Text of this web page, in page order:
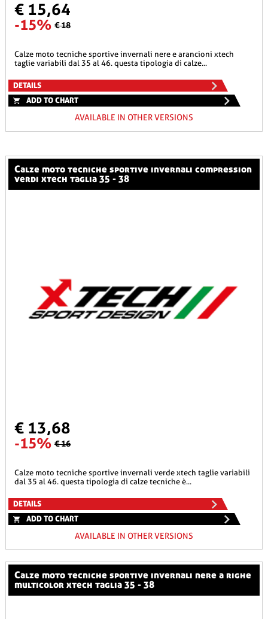
€ 15,64
-15% € 18
calze moto tecniche sportive invernali nere e arancioni xtech
taglie variabili dal 35 al 46. questa tipologia di calze...
DETAILS
ADD TO CHART
AVAILABLE IN OTHER VERSIONS
calze moto tecniche sportive invernali compression
verdi xtech taglia 35 - 38
€ 13,68
-15% € 16
calze moto tecniche sportive invernali verde xtech taglie variabili
dal 35 al 46. questa tipologia di calze tecniche è...
DETAILS
ADD TO CHART
AVAILABLE IN OTHER VERSIONS
calze moto tecniche sportive invernali nere a righe
multicolor xtech taglia 35 - 38